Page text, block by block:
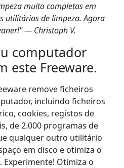
muito completas em
utilitários de limpeza. Agora
— Christoph V.
computador
este Freeware.
remove ficheiros
incluindo ficheiros
cookies, registos de
de 2.000 programas de
qualquer outro utilitário
em disco e otimiza o
Experimente! Otimiza o